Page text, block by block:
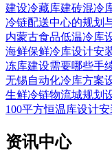
建设冷藏库建砖混冷
冷链配送中心的规划
内蒙古食品低温冷库
海鲜保鲜冷库设计安
冻库建设需要哪些手
无锡自动化冷库方案
生鲜冷链物流城规划
100平方恒温库设计
资讯中心